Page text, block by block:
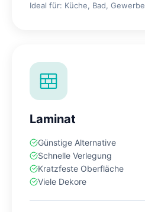
Ideal für: Küche, Bad, Gewerbe
Laminat
Günstige Alternative
Schnelle Verlegung
Kratzfeste Oberfläche
Viele Dekore